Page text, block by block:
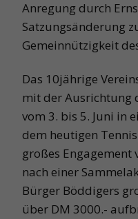
Anregung durch
Satzungsänderung
Gemeinnützigkeit
Das 10jährige
mit der Ausrichtung
vom 3. bis 5. Juni in
dem heutigen
großes Engagement
nach einer
Bürger Böddigers
über DM 3000.-